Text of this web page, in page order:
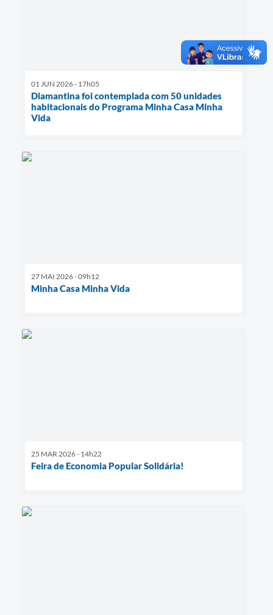
01 JUN 2026 - 17h05
Diamantina foi contemplada com 50 unidades
habitacionais do Programa Minha Casa Minha
Vida
27 MAI 2026 - 09h12
Minha Casa Minha Vida
25 MAR 2026 - 14h22
Feira de Economia Popular Solidária!